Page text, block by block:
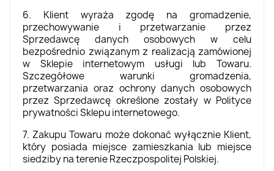
6. Klient wyraża zgodę na gromadzenie,
przechowywanie i przetwarzanie przez
Sprzedawcę danych osobowych w celu
bezpośrednio związanym z realizacją zamówionej
w Sklepie internetowym usługi lub Towaru.
Szczegółowe warunki gromadzenia,
przetwarzania oraz ochrony danych osobowych
przez Sprzedawcę określone zostały w Polityce
prywatności Sklepu internetowego.
7. Zakupu Towaru może dokonać wyłącznie Klient,
który posiada miejsce zamieszkania lub miejsce
siedziby na terenie Rzeczpospolitej Polskiej.